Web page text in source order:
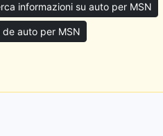
informazioni su auto per MSN
de auto per MSN